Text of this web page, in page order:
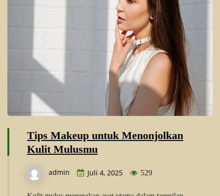
Tips Makeup untuk Menonjolkan
Kulit Mulusmu
admin Juli 4, 2025 529